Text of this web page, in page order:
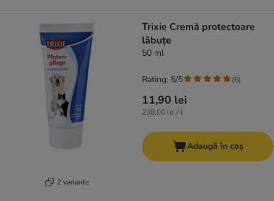
2 variante
Trixie Cremă protectoare
lăbuțe
50 ml
11,90 lei
238,00 lei / l
Rating: 5/5 (6)
Adaugă în coș